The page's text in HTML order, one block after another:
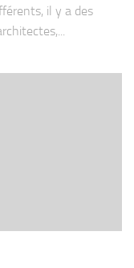
il y a des